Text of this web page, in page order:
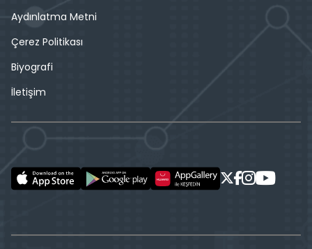
Aydınlatma Metni
Çerez Politikası
Biyografi
İletişim